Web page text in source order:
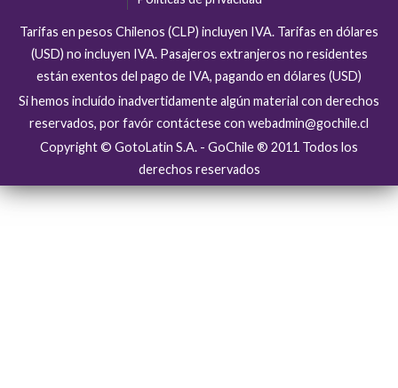
Tarifas en pesos Chilenos (CLP) incluyen IVA. Tarifas en dólares
(USD) no incluyen IVA. Pasajeros extranjeros no residentes
están exentos del pago de IVA, pagando en dólares (USD)
Si hemos incluído inadvertidamente algún material con derechos
reservados, por favór contáctese con webadmin@gochile.cl
Copyright © GotoLatin S.A. - GoChile ® 2011 Todos los
derechos reservados